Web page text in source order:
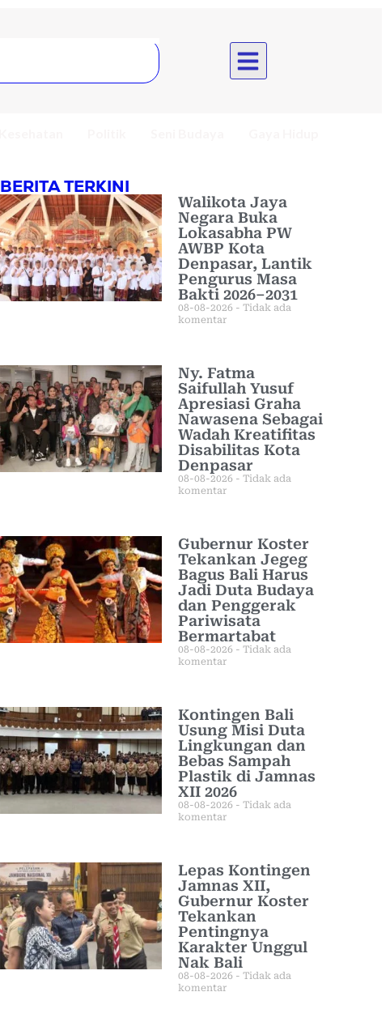
BERITA TERKINI
Walikota Jaya
Negara Buka
Lokasabha PW
AWBP Kota
Denpasar, Lantik
Pengurus Masa
Bakti 2026–2031
08-08-2026
Tidak ada
komentar
Ny. Fatma
Saifullah Yusuf
Apresiasi Graha
Nawasena Sebagai
Wadah Kreatifitas
Disabilitas Kota
Denpasar
08-08-2026
Tidak ada
komentar
Gubernur Koster
Tekankan Jegeg
Bagus Bali Harus
Jadi Duta Budaya
dan Penggerak
Pariwisata
Bermartabat
08-08-2026
Tidak ada
komentar
Kontingen Bali
Usung Misi Duta
Lingkungan dan
Bebas Sampah
Plastik di Jamnas
XII 2026
08-08-2026
Tidak ada
komentar
Lepas Kontingen
Jamnas XII,
Gubernur Koster
Tekankan
Pentingnya
Karakter Unggul
Nak Bali
08-08-2026
Tidak ada
komentar